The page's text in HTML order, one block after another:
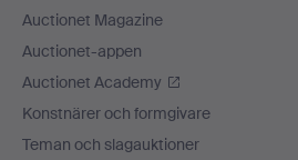
Auctionet Magazine
Auctionet-appen
Auctionet Academy
Konstnärer och formgivare
Teman och slagauktioner